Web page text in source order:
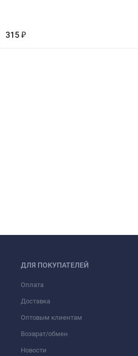
315 ₽
ДЛЯ ПОКУПАТЕЛЕЙ
Оплата
Доставка
Оптовым клиентам
Возврат/обмен
Новости